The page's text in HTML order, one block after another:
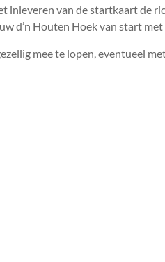
inleveren van de startkaart de
d’n Houten Hoek van start
mee te lopen, eventueel